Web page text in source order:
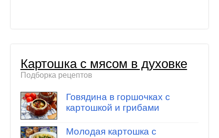
Картошка с мясом в духовке
Подборка рецептов
Говядина в горшочках с
картошкой и грибами
Молодая картошка с